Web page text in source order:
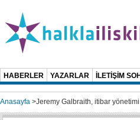
HABERLER YAZARLAR İLETİŞİM
Anasayfa >Jeremy Galbraith, itibar